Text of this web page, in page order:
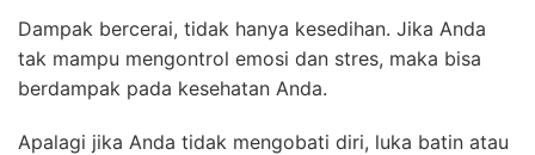
Dampak bercerai, tidak hanya kesedihan. Jika Anda
tak mampu mengontrol emosi dan stres, maka bisa
berdampak pada kesehatan Anda.
Apalagi jika Anda tidak mengobati diri, luka batin atau